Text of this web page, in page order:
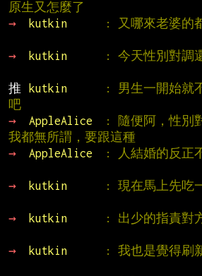
原生又怎麼了
→
kutkin
: 又哪來老婆的
→
kutkin
: 今天性別對調
推
kutkin
: 男生一開始就
吧
→
AppleAlice
: 隨便阿，性別
我都無所謂，要跟這種
→
AppleAlice
: 人結婚的反正
→
kutkin
: 現在馬上先吃
→
kutkin
: 出少的指責對
→
kutkin
: 我也是覺得刷